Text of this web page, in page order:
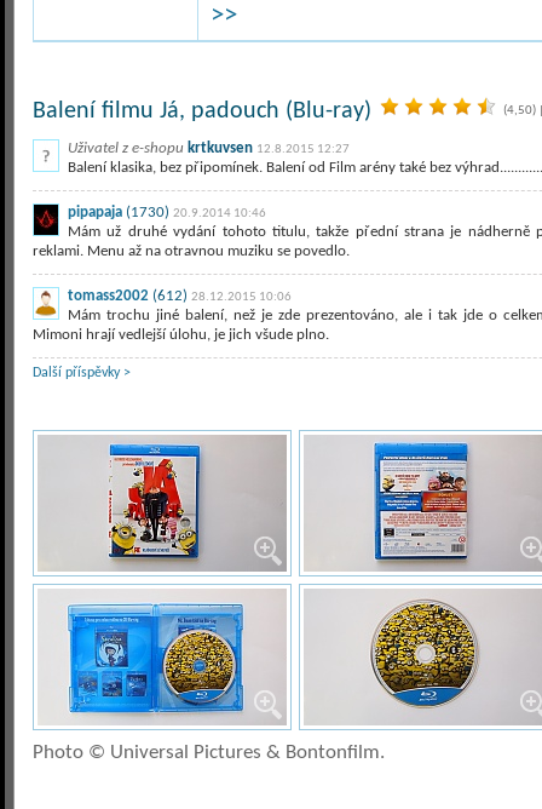
>>
Balení filmu Já, padouch (Blu-ray) (4,50)
Uživatel z e-shopu krtkuvsen 12.8.2015 12:27
Balení klasika, bez připomínek. Balení od Film arény také bez
pipapaja (1730) 20.9.2014 10:46
Mám už druhé vydání tohoto titulu, takže přední strana je nádherně
reklami. Menu až na otravnou muziku se povedlo.
tomass2002 (612) 28.12.2015 10:06
Mám trochu jiné balení, než je zde prezentováno, ale i tak jde o
Mimoni hrají vedlejší úlohu, je jich všude plno.
Další příspěvky >
Photo © Universal Pictures & Bontonfilm.